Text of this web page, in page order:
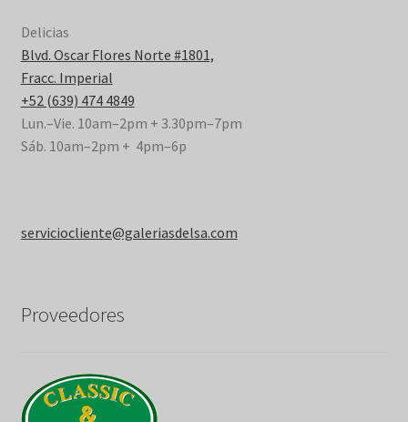
Delicias
Blvd. Oscar Flores Norte #1801,
Fracc. Imperial
+52 (639) 474 4849
Lun.–Vie. 10am–2pm + 3.30pm–7pm
Sáb. 10am–2pm + 4pm–6p
serviciocliente@galeriasdelsa.com
Proveedores